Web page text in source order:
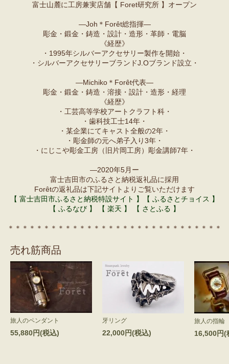
富士山麓に工房兼実店舗【 Foret研究所 】オープン
―Joh＊Forêt総指揮―
彫金・鍛金・鋳造・設計・造形・革師・電脳
《経歴》
・1995年シルバーアクセサリー製作を開始・
・シルバーアクセサリーブランドJ.Oブランド設立・
―Michiko＊Forêt代表―
彫金・鍛金・鋳造・溶接・設計・造形・経理
《経歴》
・工芸高等学校アートクラフト科・
・歯科技工士14年・
・某企業にてキャスト全般の2年・
・彫金師の元へ弟子入り3年・
・にじこや彫金工房（旧片岡工房）彫金講師7年・
―2020年5月ー
富士吉田市のふるさと納税返礼品に採用
Forêtの返礼品は下記サイトよりご覧いただけます
【 富士吉田市ふるさと納税特設サイト 】
【 ふるさとチョイス 】
【 ふるなび 】
【 楽天 】 【 さとふる 】
＊＊＊＊＊＊＊＊＊＊＊＊＊＊＊＊＊＊＊＊＊＊＊＊＊＊＊＊＊＊
売れ筋商品
旅人のペンダント
55,880円(税込)
牙リング
22,000円(税込)
旅人の指輪
16,500円(